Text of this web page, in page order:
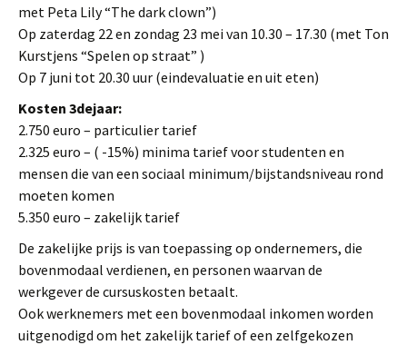
met Peta Lily “The dark clown”)
Op zaterdag 22 en zondag 23 mei van 10.30 – 17.30 (met Ton
Kurstjens “Spelen op straat” )
Op 7 juni tot 20.30 uur (eindevaluatie en uit eten)
Kosten 3dejaar:
2.750 euro – particulier tarief
2.325 euro – ( -15%) minima tarief voor studenten en
mensen die van een sociaal minimum/bijstandsniveau rond
moeten komen
5.350 euro – zakelijk tarief
De zakelijke prijs is van toepassing op ondernemers, die
bovenmodaal verdienen, en personen waarvan de
werkgever de cursuskosten betaalt.
Ook werknemers met een bovenmodaal inkomen worden
uitgenodigd om het zakelijk tarief of een zelfgekozen